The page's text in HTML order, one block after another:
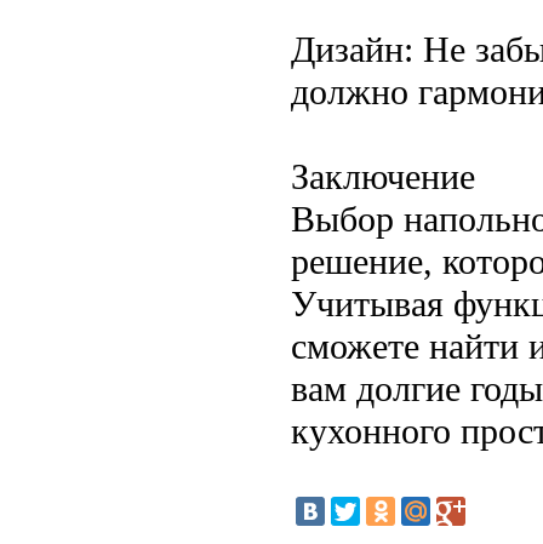
Дизайн: Не
должно
Заключение
Выбор
решение,
Учитывая
сможете найти
вам долгие
кухонного